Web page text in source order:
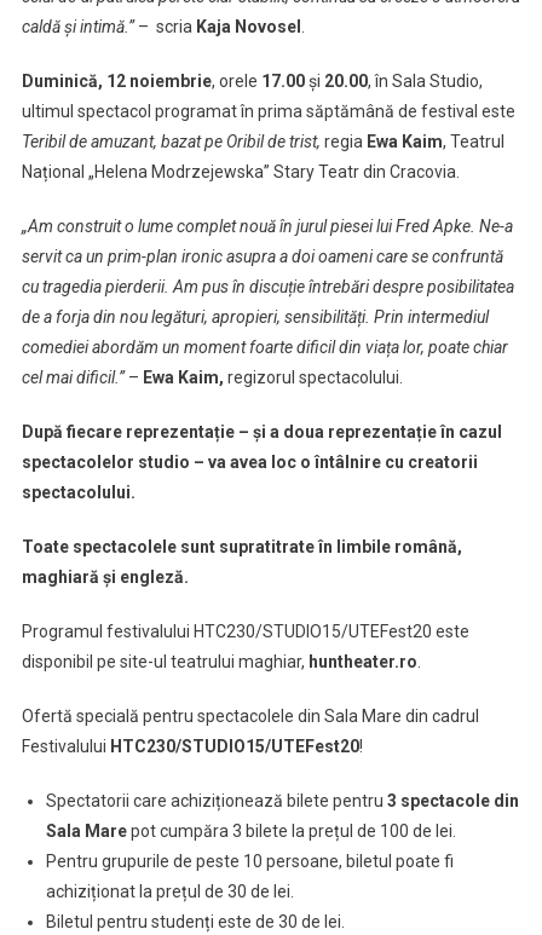
caldă și intimă.”– scria Kaja Novosel .
Duminică, 12 noiembrie, orele 17.00și 20.00, în Sala Studio,
ultimul spectacol programat în prima săptămână de festival este
Teribil de amuzant, bazat pe Oribil de trist, regia Ewa Kaim, Teatrul
Național „Helena Modrzejewska” Stary Teatr din Cracovia.
„Am construit o lume complet nouă în jurul piesei lui Fred Apke. Ne-a
servit ca un prim-plan ironic asupra a doi oameni care se confruntă
cu tragedia pierderii. Am pus în discuție întrebări despre posibilitatea
de a forja din nou legături, apropieri, sensibilități. Prin intermediul
comediei abordăm un moment foarte dificil din viața lor, poate chiar
cel mai dificil.”– Ewa Kaim, regizorul spectacolului.
După fiecare reprezentație – și a doua reprezentație în cazul
spectacolelor studio – va avea loc o întâlnire cu creatorii
spectacolului.
Toate spectacolele sunt supratitrate în limbile română,
maghiară și engleză.
Programul festivalului HTC230/STUDIO15/UTEFest20 este
disponibil pe site-ul teatrului maghiar, huntheater.ro.
Ofertă specială pentru spectacolele din Sala Mare din cadrul
Festivalului HTC230/STUDIO15/UTEFest20!
Spectatorii care achiziționează bilete pentru 3 spectacole din
Sala Marepot cumpăra 3 bilete la prețul de 100 de lei.
Pentru grupurile de peste 10 persoane, biletul poate fi
achiziționat la prețul de 30 de lei.
Biletul pentru studenți este de 30 de lei.